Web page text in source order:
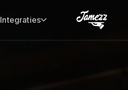
Integraties